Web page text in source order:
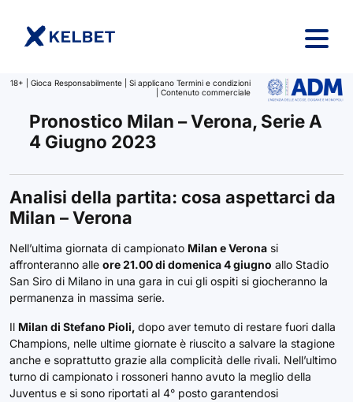
18+ | Gioca Responsabilmente | Si applicano Termini e condizioni
| Contenuto commerciale
Pronostico Milan – Verona, Serie A
4 Giugno 2023
Analisi della partita: cosa aspettarci da
Milan – Verona
Nell’ultima giornata di campionato Milan e Verona si
affronteranno alle ore 21.00 di domenica 4 giugno allo Stadio
San Siro di Milano in una gara in cui gli ospiti si giocheranno la
permanenza in massima serie.
Il Milan di Stefano Pioli, dopo aver temuto di restare fuori dalla
Champions, nelle ultime giornate è riuscito a salvare la stagione
anche e soprattutto grazie alla complicità delle rivali. Nell’ultimo
turno di campionato i rossoneri hanno avuto la meglio della
Juventus e si sono riportati al 4° posto garantendosi